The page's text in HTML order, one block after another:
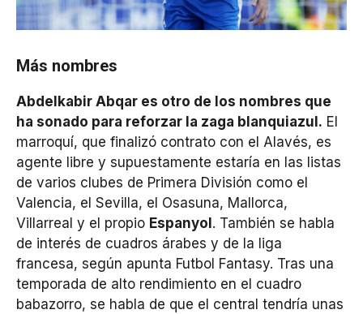
Más nombres
Abdelkabir Abqar es otro de los nombres que
ha sonado para reforzar la zaga blanquiazul. El
marroquí, que finalizó contrato con el Alavés, es
agente libre y supuestamente estaría en las listas
de varios clubes de Primera División como el
Valencia, el Sevilla, el Osasuna, Mallorca,
Villarreal y el propio Espanyol . También se habla
de interés de cuadros árabes y de la liga
francesa, según apunta Futbol Fantasy. Tras una
temporada de alto rendimiento en el cuadro
babazorro, se habla de que el central tendría unas